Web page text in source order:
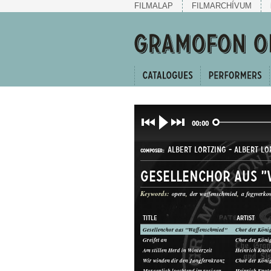
FILMALAP FILMARCHÍVUM
00:00
COMPOSER: ALBERT LORTZING- ALBERT
GENRE: OPERARÉSZLET
Gesellenchor aus
Keywords: opera der waffenschmied a
TITLE ARTIST
Gesellenchor aus "Waffenschmied"
Greifet an
Am stillen Herd in Winterzeit
Wir winden dir den Jungfernkranz